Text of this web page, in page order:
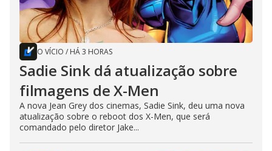
O VÍCIO / HÁ 3 HORAS
Sadie Sink dá atualização sobre
filmagens de X-Men
A nova Jean Grey dos cinemas, Sadie Sink, deu uma nova
atualização sobre o reboot dos X-Men, que será
comandado pelo diretor Jake...